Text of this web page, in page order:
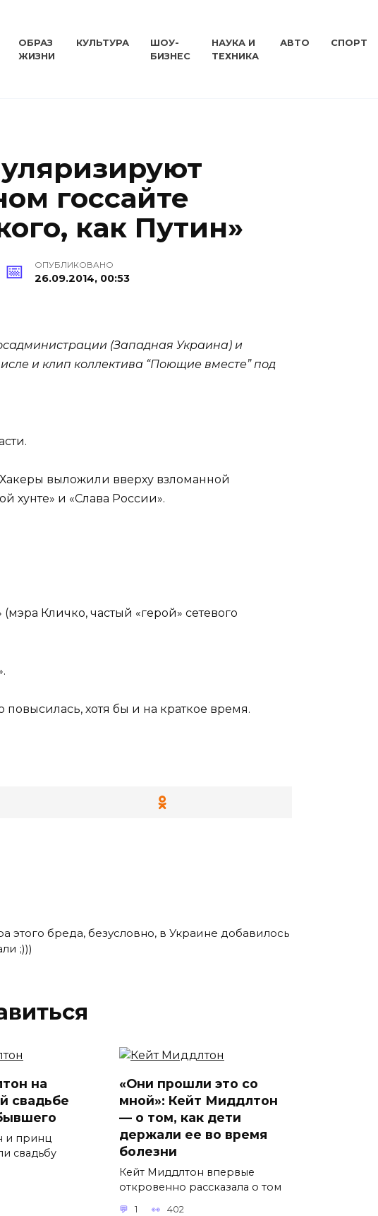
ОБРАЗ
ЖИЗНИ
КУЛЬТУРА
ШОУ-
БИЗНЕС
НАУКА И
ТЕХНИКА
АВТО СПОРТ
госсайте
как Путин»
ОПУБЛИКОВАНО
26.09.2014, 00:53
(Западная Украина) и
и клип коллектива “Поющие вместе” под
Хакеры выложили вверху взломанной
хунте» и «Слава России».
Кличко, частый «герой» сетевого
повысилась, хотя бы и на краткое время.
этого бреда, безусловно, в Украине добавилось
;)))
на
свадьбе
и принц
свадьбу
«Они прошли это со
мной»: Кейт Миддлтон
— о том, как дети
держали ее во время
болезни
Кейт Миддлтон впервые
откровенно рассказала о том
1 402